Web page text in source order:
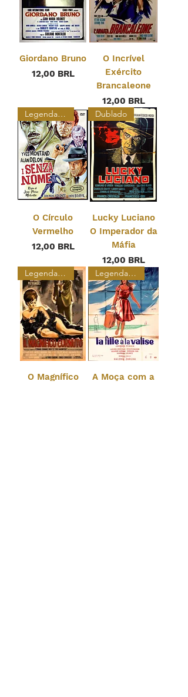
Giordano Bruno
Prezzo
12,00 BRL
O Incrível
Exército
Brancaleone
Prezzo
12,00 BRL
Legendado
O Círculo
Vermelho
Prezzo
12,00 BRL
Dublado
Lucky Luciano
O Imperador da
Máfia
Prezzo
12,00 BRL
Legendado
O Magnífico
Legendado
A Moça com a